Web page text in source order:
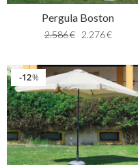
Pergula Boston
2.586€ 2.276€
%
12